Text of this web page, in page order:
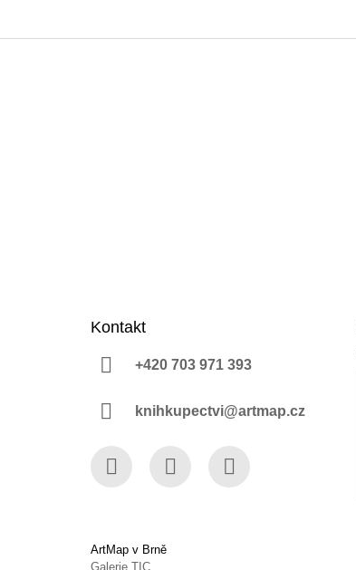
Kontakt
+420 703 971 393
knihkupectvi@artmap.cz
ArtMap v Brně
Galerie TIC